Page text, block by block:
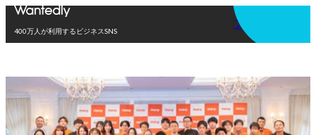
400万人が利用するビジネスSNS
アプリを使う